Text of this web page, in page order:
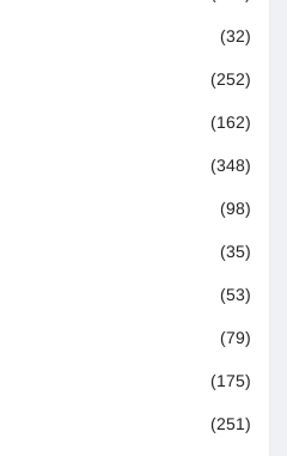
(32)
(252)
(162)
(348)
(98)
(35)
(53)
(79)
(175)
(251)